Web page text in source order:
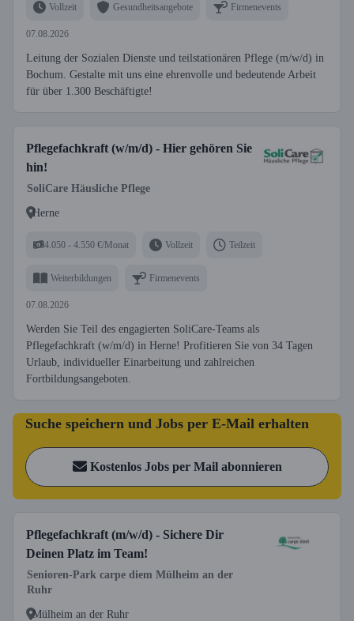
Vollzeit Gesundheitsangebote Firmenevents
07.08.2026
Leitung der Sozialen Dienste und teilstationären Pflege (m/w/d) in
Bochum. Gestalte mit uns eine ehrenvolle und bedeutende Arbeit
für über 1.300 Beschäftigte!
Pflegefachkraft (w/m/d) - Hier gehören Sie
hin!
SoliCare Häusliche Pflege
Herne
4.050 - 4.550 €/Monat Vollzeit Teilzeit
Weiterbildungen Firmenevents
07.08.2026
Werden Sie Teil des engagierten SoliCare-Teams als
Pflegefachkraft (w/m/d) in Herne! Profitieren Sie von 34 Tagen
Urlaub, individueller Einarbeitung und zahlreichen
Fortbildungsangeboten.
Suche speichern und Jobs per E-Mail erhalten
Kostenlos Jobs per Mail abonnieren
Pflegefachkraft (m/w/d) - Sichere Dir
Deinen Platz im Team!
Senioren-Park carpe diem Mülheim an der
Ruhr
Mülheim an der Ruhr